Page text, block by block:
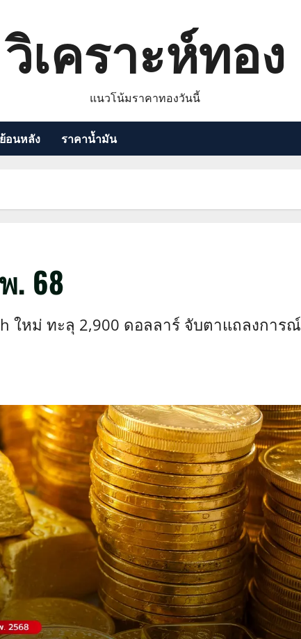
วิเคราะห์ทอง
แนวโน้มราคาทองวันนี้
อนหลัง ราคาน้ำมัน
. 68
ใหม่ ทะลุ 2,900 ดอลลาร์ จับตาแถลงการณ์